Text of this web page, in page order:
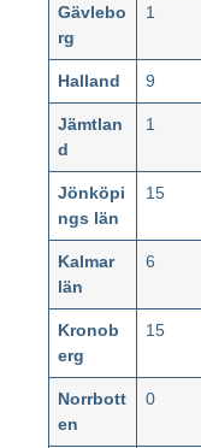
Gävlebo
rg
1
Halland 9
Jämtlan
d
1
Jönköpi
ngs län
15
Kalmar
län
6
Kronob
erg
15
Norrbott
en
0